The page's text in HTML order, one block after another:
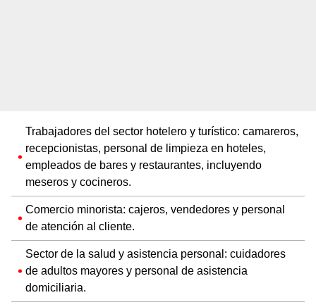
Trabajadores del sector hotelero y turístico: camareros,
recepcionistas, personal de limpieza en hoteles,
empleados de bares y restaurantes, incluyendo
meseros y cocineros.
Comercio minorista: cajeros, vendedores y personal
de atención al cliente.
Sector de la salud y asistencia personal: cuidadores
de adultos mayores y personal de asistencia
domiciliaria.